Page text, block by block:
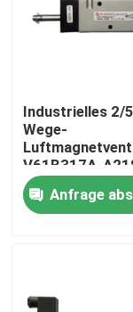
Zu Hause
Videos
Industrielles 2/
Wege-
V61B317A-
vorgesteuerter
Anfrage